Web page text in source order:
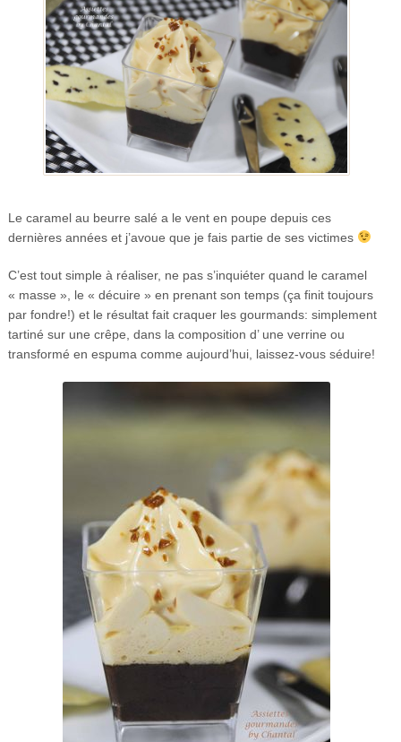
Le caramel au beurre salé a le vent en poupe depuis ces
dernières années et j’avoue que je fais partie de ses victimes
C’est tout simple à réaliser, ne pas s’inquiéter quand le caramel
« masse », le « décuire » en prenant son temps (ça finit toujours
par fondre!) et le résultat fait craquer les gourmands: simplement
tartiné sur une crêpe, dans la composition d’ une verrine ou
transformé en espuma comme aujourd’hui, laissez-vous séduire!